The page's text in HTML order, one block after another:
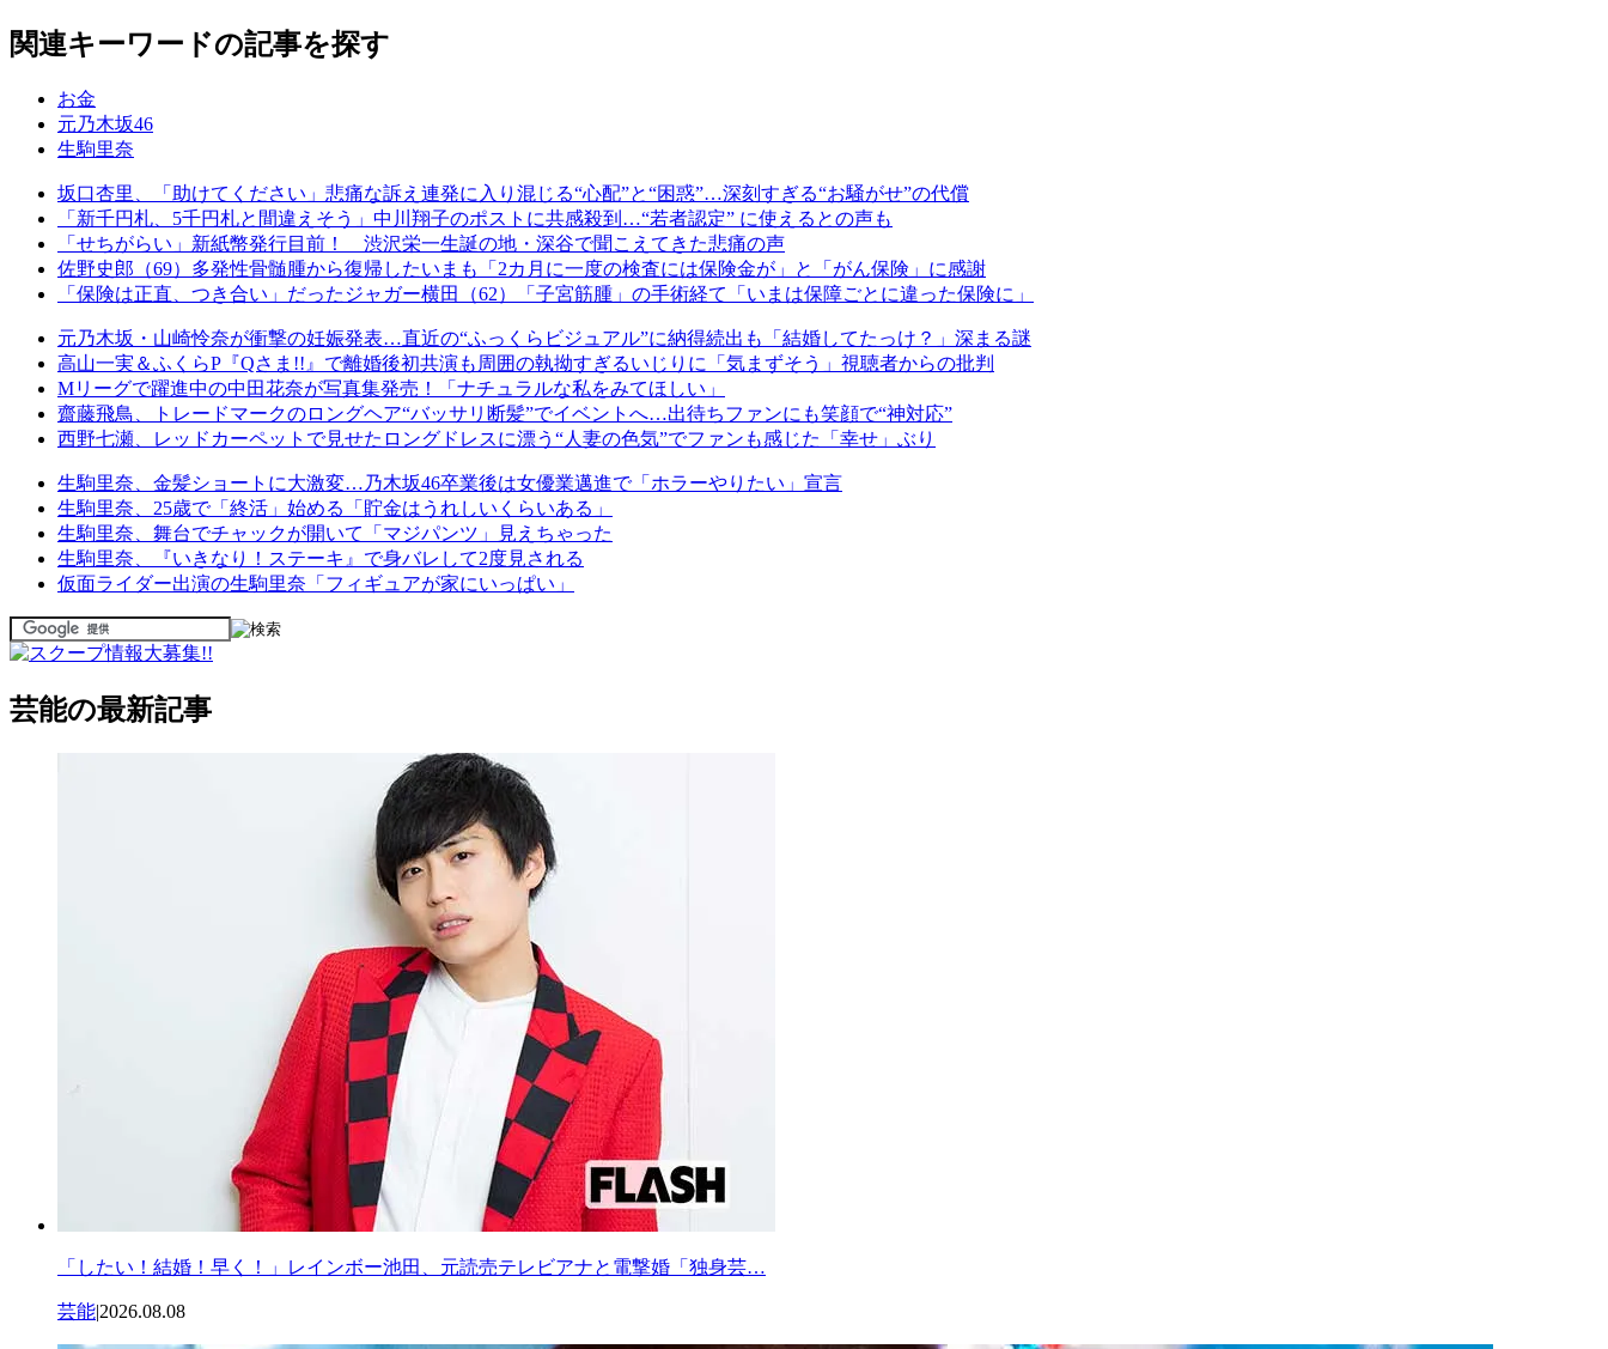
関連キーワードの記事を探す
お金
元乃木坂46
生駒里奈
坂口杏里、「助けてください」悲痛な訴え連発に入り混じる“心配”と“困惑”…深刻すぎる“お騒がせ”の代償
「新千円札、5千円札と間違えそう」中川翔子のポストに共感殺到…“若者認定” に使えるとの声も
「せちがらい」新紙幣発行目前！ 渋沢栄一生誕の地・深谷で聞こえてきた悲痛の声
佐野史郎（69）多発性骨髄腫から復帰したいまも「2カ月に一度の検査には保険金が」と「がん保険」に感謝
「保険は正直、つき合い」だったジャガー横田（62）「子宮筋腫」の手術経て「いまは保障ごとに違った保険に」
元乃木坂・山崎怜奈が衝撃の妊娠発表…直近の“ふっくらビジュアル”に納得続出も「結婚してたっけ？」深まる謎
高山一実＆ふくらP『Qさま!!』で離婚後初共演も周囲の執拗すぎるいじりに「気まずそう」視聴者からの批判
Mリーグで躍進中の中田花奈が写真集発売！「ナチュラルな私をみてほしい」
齋藤飛鳥、トレードマークのロングヘア“バッサリ断髪”でイベントへ…出待ちファンにも笑顔で“神対応”
西野七瀬、レッドカーペットで見せたロングドレスに漂う“人妻の色気”でファンも感じた「幸せ」ぶり
生駒里奈、金髪ショートに大激変…乃木坂46卒業後は女優業邁進で「ホラーやりたい」宣言
生駒里奈、25歳で「終活」始める「貯金はうれしいくらいある」
生駒里奈、舞台でチャックが開いて「マジパンツ」見えちゃった
生駒里奈、『いきなり！ステーキ』で身バレして2度見される
仮面ライダー出演の生駒里奈「フィギュアが家にいっぱい」
芸能の最新記事
「したい！結婚！早く！」レインボー池田、元読売テレビアナと電撃婚「独身芸…
芸能|2026.08.08